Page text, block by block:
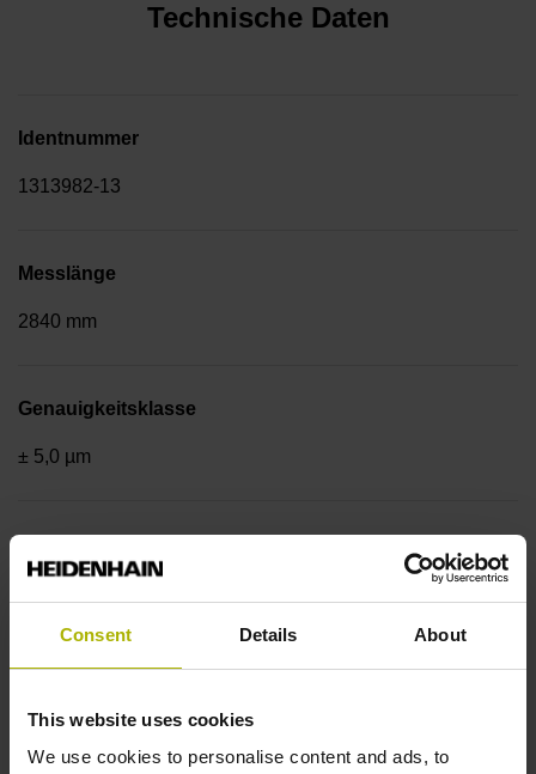
Consent Details About
This website uses cookies
We use cookies to personalise content and ads, to
Technische Daten
Identnummer
1313982-13
Messlänge
2840 mm
Genauigkeitsklasse
± 5,0 µm
Standard